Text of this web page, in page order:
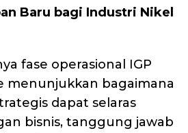
Baru bagi Industri Nikel
fase operasional IGP
menunjukkan bagaimana
dapat selaras
bisnis, tanggung jawab